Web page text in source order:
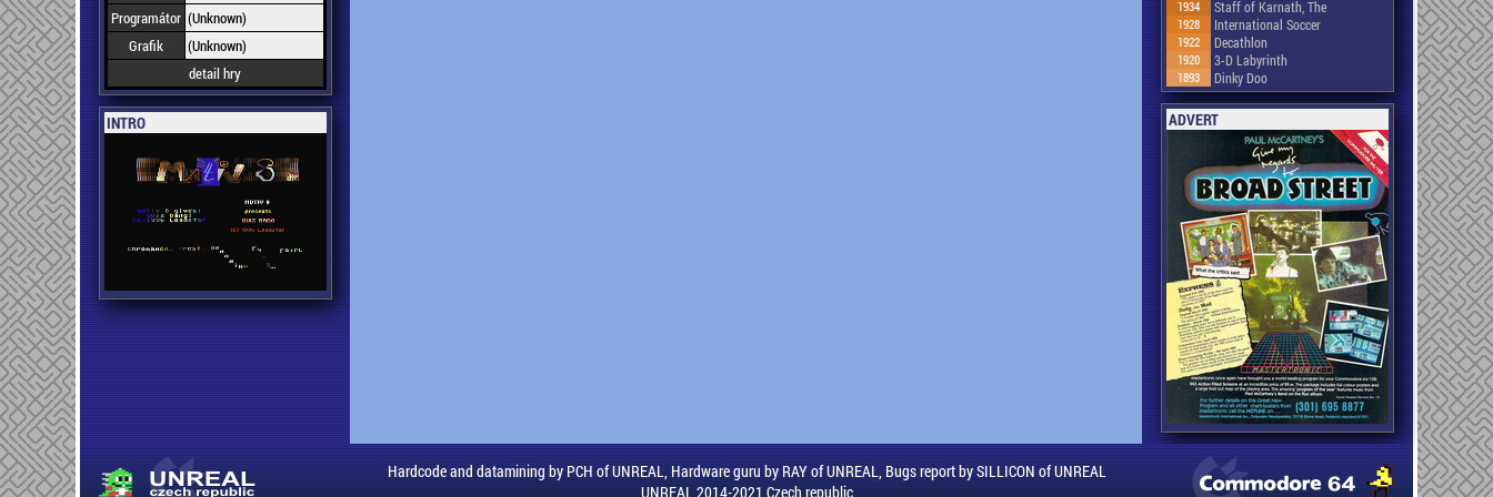
Programátor (Unknown)
Grafik
(Unknown)
detail hry
INTRO
1934 Staff of Karnath, The
1928 International Soccer
1922 Decathlon
1920 3-D Labyrinth
1893 Dinky Doo
ADVERT
Hardcode and datamining by PCH of UNREAL, Hardware guru by RAY of UNREAL, Bugs report by SILLICON of UNREAL
UNREAL 2014-2021 Czech republic